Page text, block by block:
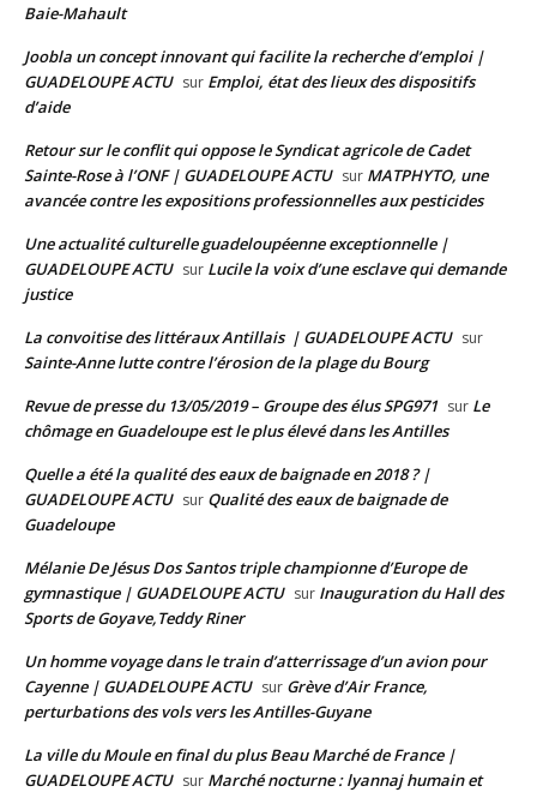
Baie-Mahault
Joobla un concept innovant qui facilite la recherche d’emploi |
GUADELOUPE ACTU sur Emploi, état des lieux des dispositifs
d’aide
Retour sur le conflit qui oppose le Syndicat agricole de Cadet
Sainte-Rose à l’ONF | GUADELOUPE ACTU sur MATPHYTO, une
avancée contre les expositions professionnelles aux pesticides
Une actualité culturelle guadeloupéenne exceptionnelle |
GUADELOUPE ACTU sur Lucile la voix d’une esclave qui demande
justice
La convoitise des littéraux Antillais | GUADELOUPE ACTU sur
Sainte-Anne lutte contre l’érosion de la plage du Bourg
Revue de presse du 13/05/2019 – Groupe des élus SPG971 sur Le
chômage en Guadeloupe est le plus élevé dans les Antilles
Quelle a été la qualité des eaux de baignade en 2018 ? |
GUADELOUPE ACTU sur Qualité des eaux de baignade de
Guadeloupe
Mélanie De Jésus Dos Santos triple championne d’Europe de
gymnastique | GUADELOUPE ACTU sur Inauguration du Hall des
Sports de Goyave,Teddy Riner
Un homme voyage dans le train d’atterrissage d’un avion pour
Cayenne | GUADELOUPE ACTU sur Grève d’Air France,
perturbations des vols vers les Antilles-Guyane
La ville du Moule en final du plus Beau Marché de France |
GUADELOUPE ACTU sur Marché nocturne : lyannaj humain et